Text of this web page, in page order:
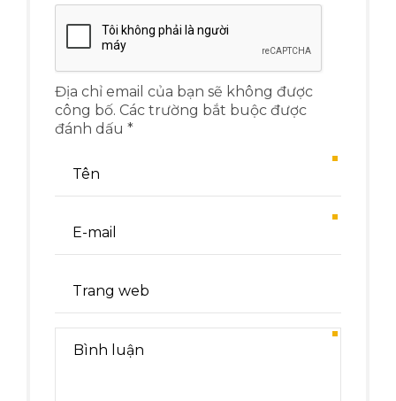
Địa chỉ email của bạn sẽ không được
công bố. Các trường bắt buộc được
đánh dấu *